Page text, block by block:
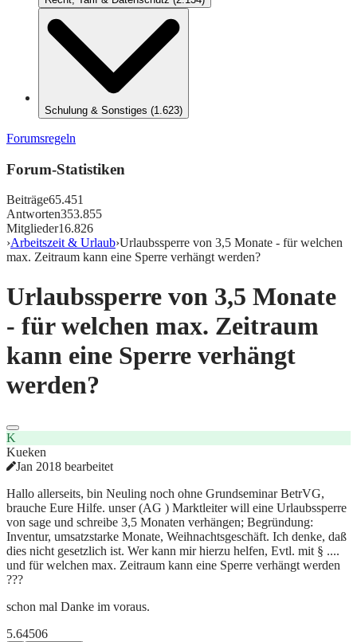
Schulung & Sonstiges (1.623)
Forumsregeln
Forum-Statistiken
Beiträge65.451
Antworten353.855
Mitglieder16.826
›Arbeitszeit & Urlaub›Urlaubssperre von 3,5 Monate - für welchen
max. Zeitraum kann eine Sperre verhängt werden?
Urlaubssperre von 3,5 Monate
- für welchen max. Zeitraum
kann eine Sperre verhängt
werden?
K
Kueken
Jan 2018 bearbeitet
Hallo allerseits, bin Neuling noch ohne Grundseminar BetrVG,
brauche Eure Hilfe. unser (AG ) Marktleiter will eine Urlaubssperre
von sage und schreibe 3,5 Monaten verhängen; Begründung:
Inventur, umsatzstarke Monate, Weihnachtsgeschäft. Ich denke, daß
dies nicht gesetzlich ist. Wer kann mir hierzu helfen, Evtl. mit § ....
und für welchen max. Zeitraum kann eine Sperre verhängt werden
???
schon mal Danke im voraus.
5.64506